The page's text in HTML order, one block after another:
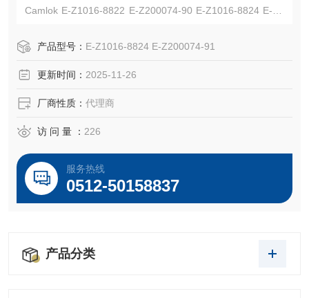
Camlok E-Z1016-8822 E-Z200074-90 E-Z1016-8824 E-Z2
UL认证E67181,CSA认证LR13963,NEMA 3R
非硫化,600 Vac/dc
产品型号： E-Z1016-8824 E-Z200074-91
更新时间： 2025-11-26
厂商性质： 代理商
访 问 量 ： 226
服务热线
0512-50158837
产品分类